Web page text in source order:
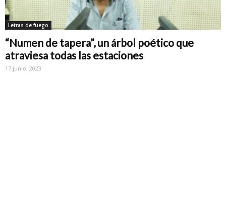
Letras de fuego
“Numen de tapera”, un árbol poético que
atraviesa todas las estaciones
17 junio, 2023